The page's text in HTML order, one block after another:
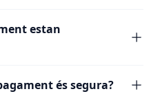
estan
és segura?